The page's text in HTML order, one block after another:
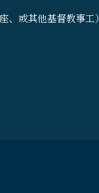
、或其他基督教事工）